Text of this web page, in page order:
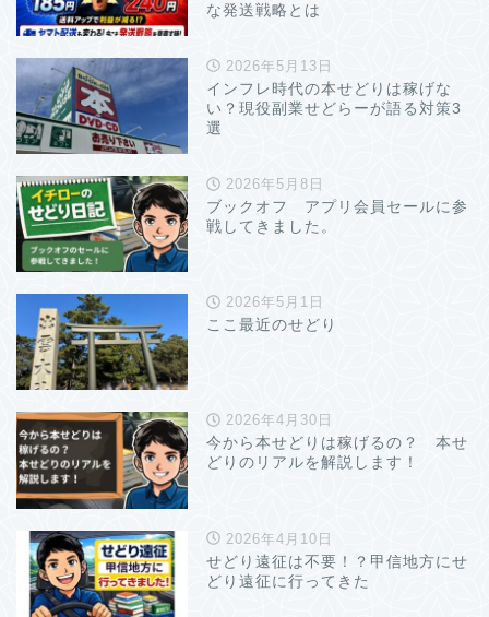
な発送戦略とは
2026年5月13日
インフレ時代の本せどりは稼げな
い？現役副業せどらーが語る対策3
選
2026年5月8日
ブックオフ アプリ会員セールに参
戦してきました。
2026年5月1日
ここ最近のせどり
2026年4月30日
今から本せどりは稼げるの？ 本せ
どりのリアルを解説します！
2026年4月10日
せどり遠征は不要！？甲信地方にせ
どり遠征に行ってきた